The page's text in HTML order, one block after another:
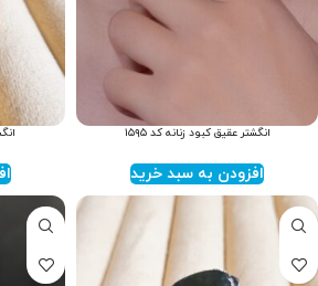
انگشتر عقیق کبود زنانه کد ۱۵۹۵
افزودن به سبد خرید